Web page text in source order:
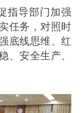
指导部门加强
任务，对照时
底线思维、红
、安全生产、